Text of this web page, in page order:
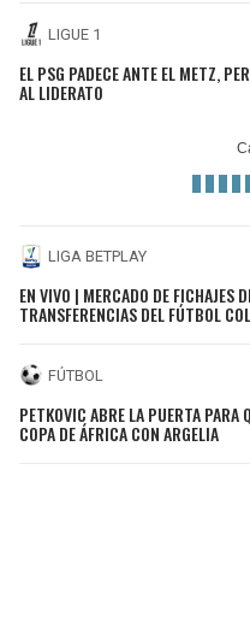
LIGUE 1
EL PSG PADECE ANTE EL METZ,
AL LIDERATO
LIGA BETPLAY
EN VIVO | MERCADO DE FICHAJES
TRANSFERENCIAS DEL FÚTBOL
FÚTBOL
PETKOVIC ABRE LA PUERTA PARA
COPA DE ÁFRICA CON ARGELIA